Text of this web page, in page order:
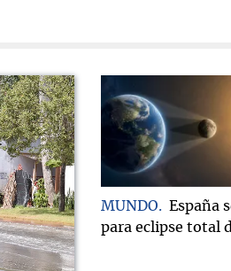
MUNDO
España
para eclipse total